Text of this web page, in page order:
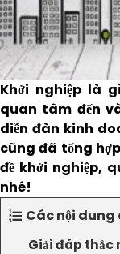
Khởi nghiệp là
quan tâm đến
diễn đàn kinh
cũng đã tổng
đề khởi nghiệp,
nhé!
Các nội dung
Giải đáp thắc